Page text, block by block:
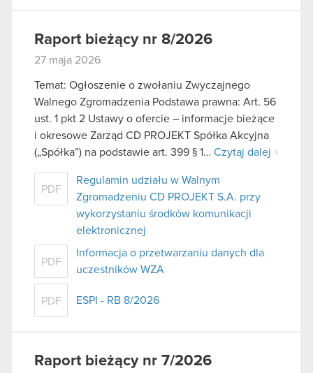
Raport bieżący nr 8/2026
27 maja 2026
Temat: Ogłoszenie o zwołaniu Zwyczajnego
Walnego Zgromadzenia Podstawa prawna: Art. 56
ust. 1 pkt 2 Ustawy o ofercie – informacje bieżące
i okresowe Zarząd CD PROJEKT Spółka Akcyjna
(„Spółka”) na podstawie art. 399 § 1… Czytaj dalej
PDF
Regulamin udziału w Walnym
Zgromadzeniu CD PROJEKT S.A. przy
wykorzystaniu środków komunikacji
elektronicznej
PDF
Informacja o przetwarzaniu danych dla
uczestników WZA
PDF ESPI - RB 8/2026
Raport bieżący nr 7/2026